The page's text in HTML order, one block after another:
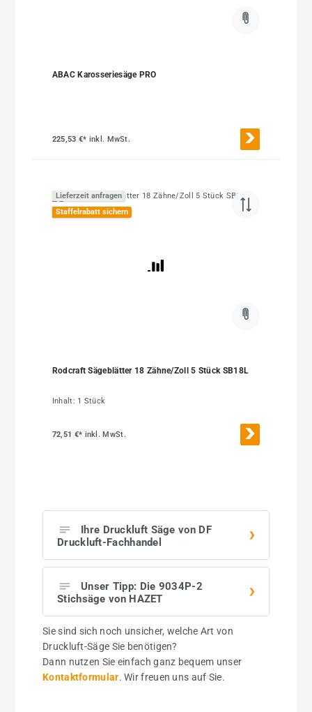
ABAC Karosseriesäge PRO
225,53 €* inkl. MwSt.
Lieferzeit anfragen
Staffelrabatt sichern
Rodcraft Sägeblätter 18 Zähne/Zoll 5 Stück SB18L
Inhalt: 1 Stück
72,51 €* inkl. MwSt.
Ihre Druckluft Säge von DF
Druckluft-Fachhandel
Unser Tipp: Die 9034P-2
Stichsäge von HAZET
Sie sind sich noch unsicher, welche Art von
Druckluft-Säge Sie benötigen?
Dann nutzen Sie einfach ganz bequem unser
Kontaktformular. Wir freuen uns auf Sie.